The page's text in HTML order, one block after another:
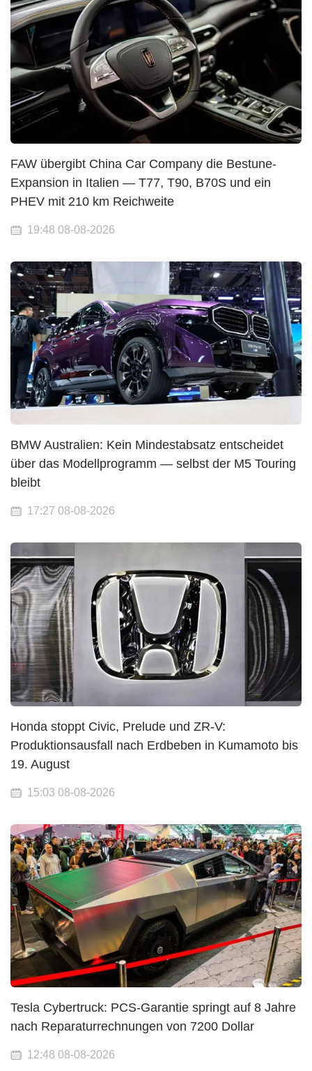
FAW übergibt China Car Company die Bestune-
Expansion in Italien — T77, T90, B70S und ein
PHEV mit 210 km Reichweite
19:48 08-08-2026
BMW Australien: Kein Mindestabsatz entscheidet
über das Modellprogramm — selbst der M5 Touring
bleibt
17:27 08-08-2026
Honda stoppt Civic, Prelude und ZR-V:
Produktionsausfall nach Erdbeben in Kumamoto bis
19. August
15:03 08-08-2026
Tesla Cybertruck: PCS-Garantie springt auf 8 Jahre
nach Reparaturrechnungen von 7200 Dollar
12:48 08-08-2026